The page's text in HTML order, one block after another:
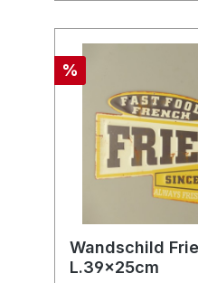
%
Wandschild
L.39x25cm